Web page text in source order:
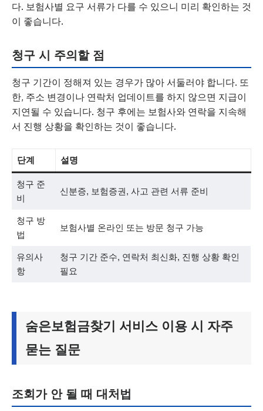
다. 보험사별 요구 서류가 다를 수 있으니 미리 확인하는 것
이 좋습니다.
청구 시 주의할 점
청구 기간이 정해져 있는 경우가 많아 서둘러야 합니다. 또
한, 주소 변경이나 연락처 업데이트를 하지 않으면 지급이
지연될 수 있습니다. 청구 후에는 보험사와 연락을 지속해
서 진행 상황을 확인하는 것이 좋습니다.
단계 설명
청구 준
비
신분증, 보험증권, 사고 관련 서류 준비
청구 방
법
보험사별 온라인 또는 방문 청구 가능
유의사
항
청구 기간 준수, 연락처 최신화, 진행 상황 확인
필요
숨은보험금찾기 서비스 이용 시 자주
묻는 질문
조회가 안 될 때 대처법